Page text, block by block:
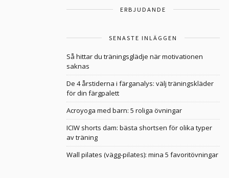
ERBJUDANDE
SENASTE INLÄGGEN
Så hittar du träningsglädje när motivationen
saknas
De 4 årstiderna i färganalys: välj träningskläder
för din färgpalett
Acroyoga med barn: 5 roliga övningar
ICIW shorts dam: bästa shortsen för olika typer
av träning
Wall pilates (vägg-pilates): mina 5 favoritövningar